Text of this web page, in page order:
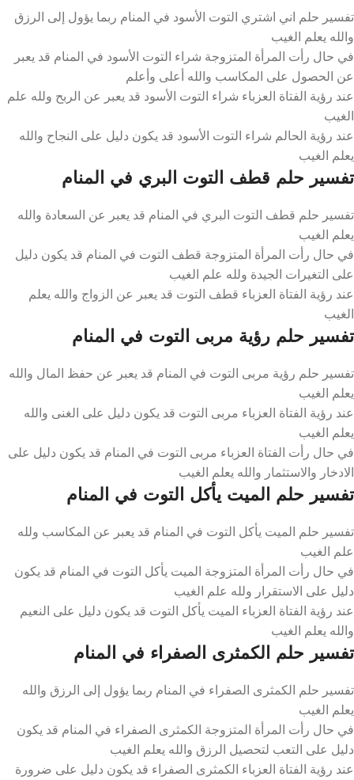
تفسير حلم اني اشتري التوت الأسود في المنام ربما يؤول إلى الرزق
والله يعلم الغيب
في حال رأت المرأة المتزوجة شراء التوت الأسود في المنام قد يعبر
عن الحصول على المكاسب والله أعلى وأعلم
عند رؤية الفتاة العزباء شراء التوت الأسود قد يعبر عن الربح ولله علم
الغيب
عند رؤية الحالم شراء التوت الأسود قد يكون دليل على النجاح والله
يعلم الغيب
تفسير حلم قطف التوت البري في المنام
تفسير حلم قطف التوت البري في المنام قد يعبر عن السعادة والله
يعلم الغيب
في حال رأت المرأة المتزوجة قطف التوت في المنام قد يكون دليل
على التغيرات الجيدة ولله علم الغيب
عند رؤية الفتاة العزباء قطف التوت قد يعبر عن الزواج والله يعلم
الغيب
تفسير حلم رؤية مربى التوت في المنام
تفسير حلم رؤية مربى التوت في المنام قد يعبر عن حفظ المال والله
يعلم الغيب
عند رؤية الفتاة العزباء مربى التوت قد يكون دليل على الغنى والله
يعلم الغيب
في حال رأت الفتاة العزباء مربى التوت في المنام قد يكون دليل على
الادخار والاستثمار والله يعلم الغيب
تفسير حلم الميت يأكل التوت في المنام
تفسير حلم الميت يأكل التوت في المنام قد يعبر عن المكاسب ولله
علم الغيب
في حال رأت المرأة المتزوجة الميت يأكل التوت في المنام قد يكون
دليل على الاستقرار ولله علم الغيب
عند رؤية الفتاة العزباء الميت يأكل التوت قد يكون دليل على النعيم
والله يعلم الغيب
تفسير حلم الكمثرى الصفراء في المنام
تفسير حلم الكمثرى الصفراء في المنام ربما يؤول إلى الرزق والله
يعلم الغيب
في حال رأت المرأة المتزوجة الكمثرى الصفراء في المنام قد يكون
دليل على التعب لتحصيل الرزق والله يعلم الغيب
عند رؤية الفتاة العزباء الكمثرى الصفراء قد يكون دليل على ضرورة